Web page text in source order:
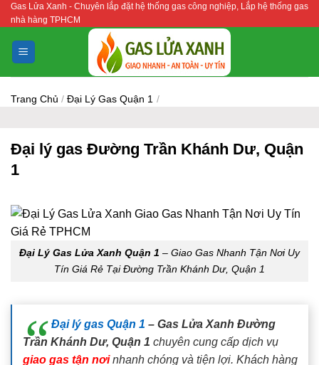
Bỏ
qua
nội
dung
Gas Lửa Xanh - Chuyên lắp đặt hệ thống gas công nghiệp, Lắp hệ thống gas
nhà hàng TPHCM
Trang Chủ / Đại Lý Gas Quận 1 /
Đại lý gas Đường Trần Khánh Dư, Quận
1
Đại Lý Gas Lửa Xanh Quận 1 – Giao Gas Nhanh Tận Nơi Uy
Tín Giá Rẻ Tại Đường Trần Khánh Dư, Quận 1
Đại lý gas Quận 1 – Gas Lửa Xanh Đường
Trần Khánh Dư, Quận 1 chuyên cung cấp dịch vụ
giao gas tận nơinhanh chóng và tiện lợi. Khách hàng